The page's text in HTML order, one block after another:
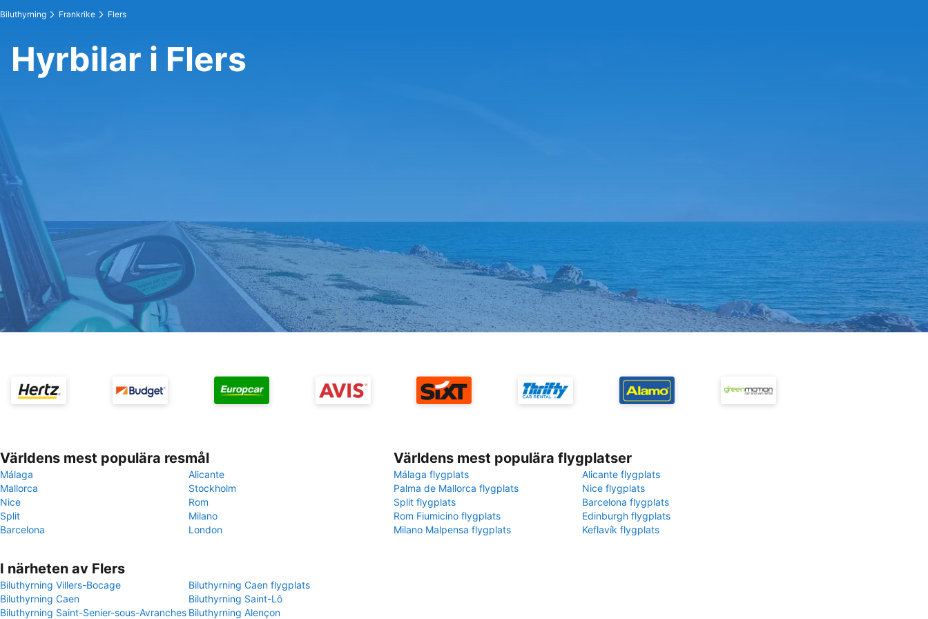
Biluthyrning Frankrike Flers
Hyrbilar i Flers
Världens mest populära resmål
Málaga
Alicante
Mallorca
Stockholm
Nice
Rom
Split
Milano
Barcelona
London
Världens mest populära flygplatser
Málaga flygplats
Alicante flygplats
Palma de Mallorca flygplats
Nice flygplats
Split flygplats
Barcelona flygplats
Rom Fiumicino flygplats
Edinburgh flygplats
Milano Malpensa flygplats
Keflavík flygplats
I närheten av Flers
Biluthyrning Villers-Bocage
Biluthyrning Caen flygplats
Biluthyrning Caen
Biluthyrning Saint-Lô
Biluthyrning Saint-Senier-sous-Avranches Biluthyrning Alençon